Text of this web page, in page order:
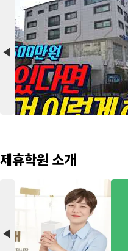
arrow_back_2
제휴학원 소개
arrow_back_2